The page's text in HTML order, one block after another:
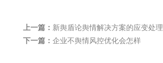
上一篇： 新舆盾论舆情解决方案的应变处理
下一篇： 企业不舆情风控优化会怎样